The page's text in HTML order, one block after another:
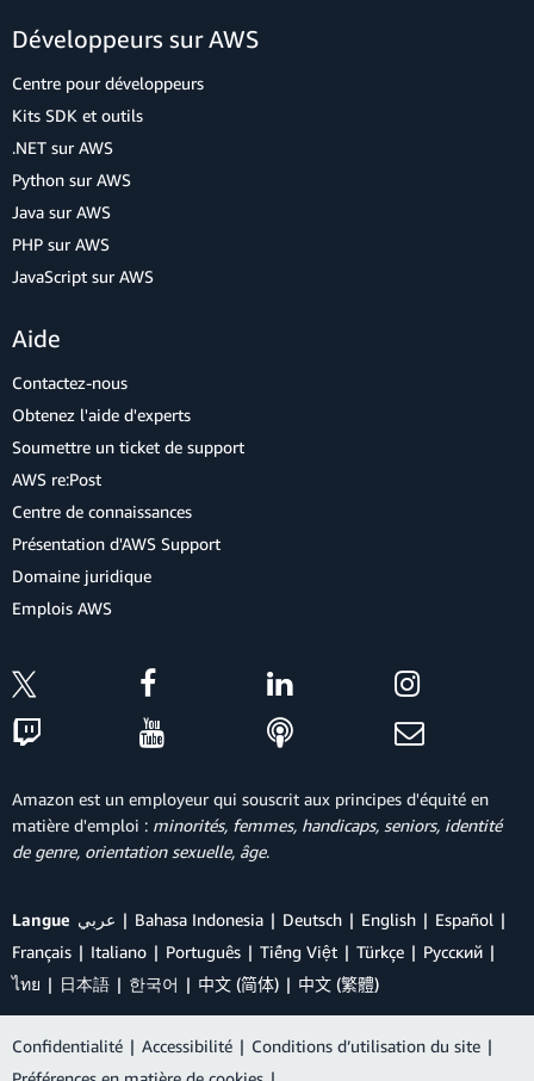
Développeurs sur AWS
Centre pour développeurs
Kits SDK et outils
.NET sur AWS
Python sur AWS
Java sur AWS
PHP sur AWS
JavaScript sur AWS
Aide
Contactez-nous
Obtenez l'aide d'experts
Soumettre un ticket de support
AWS re:Post
Centre de connaissances
Présentation d'AWS Support
Domaine juridique
Emplois AWS
Amazon est un employeur qui souscrit aux principes d'équité en
matière d'emploi : minorités, femmes, handicaps, seniors, identité
de genre, orientation sexuelle, âge.
Langue عربي Bahasa Indonesia Deutsch English
Español
Français
Italiano Português Tiếng Việt Türkçe
Ρусский
ไทย
日本語 한국어 中文 (简体) 中文 (繁體)
Confidentialité | Accessibilité | Conditions d’utilisation du site |